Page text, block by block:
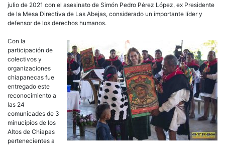
julio de 2021 con el asesinato de Simón Pedro Pérez López, ex Presidente
de la Mesa Directiva de Las Abejas, considerado un importante líder y
defensor de los derechos humanos.
Con la
participación de
colectivos y
organizaciones
chiapanecas fue
entregado este
reconocimiento a
las 24
comunicades de 3
minucipios de los
Altos de Chiapas
pertenecientes a